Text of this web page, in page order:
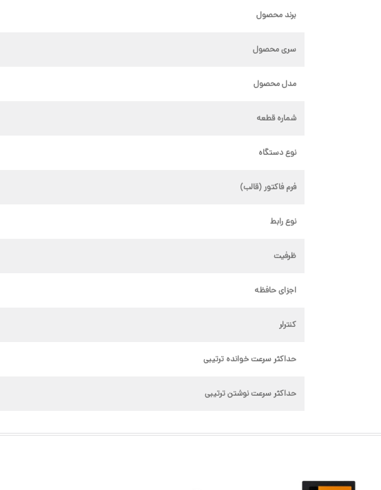
برند محصول
سری محصول
مدل محصول
شماره قطعه
نوع دستگاه
فرم فاکتور (قالب)
نوع رابط
ظرفیت
اجزای حافظه
کنترلر
حداکثر سرعت خوانده ترتیبی
حداکثر سرعت نوشتن ترتیبی